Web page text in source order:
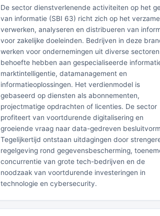
De sector dienstverlenende activiteiten op het
van informatie (SBI 63) richt zich op het
verwerken, analyseren en distribueren van
voor zakelijke doeleinden. Bedrijven in deze
werken voor ondernemingen uit diverse
behoefte hebben aan gespecialiseerde
marktintelligentie, datamanagement en
informatieoplossingen. Het verdienmodel is
gebaseerd op diensten als abonnementen,
projectmatige opdrachten of licenties. De sector
profiteert van voortdurende digitalisering en
groeiende vraag naar data-gedreven
Tegelijkertijd ontstaan uitdagingen door
regelgeving rond gegevensbescherming,
concurrentie van grote tech-bedrijven en de
noodzaak van voortdurende investeringen in
technologie en cybersecurity.